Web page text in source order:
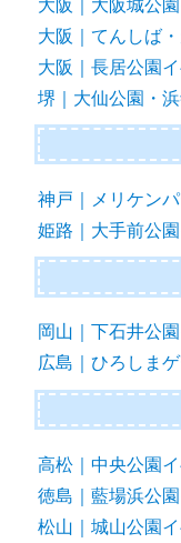
大阪｜大阪城公
大阪｜てんしば
大阪｜長居公園イ
堺｜大仙公園・
神戸｜メリケン
姫路｜大手前公
岡山｜下石井公
広島｜ひろしま
高松｜中央公園イ
徳島｜藍場浜公
松山｜城山公園イ